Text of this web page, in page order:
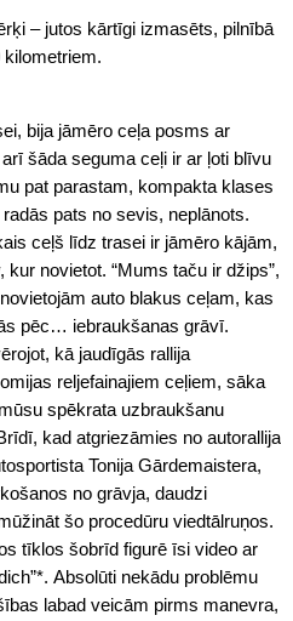
– jutos kārtīgi izmasēts, pilnībā
bija jāmēro ceļa posms ar
šāda seguma ceļi ir ar ļoti blīvu
pat parastam, kompakta klases
pats no sevis, neplānots.
ceļš līdz trasei ir jāmēro kājām,
novietot. “Mums taču ir džips”,
auto blakus ceļam, kas
pēc… iebraukšanas grāvī.
kā jaudīgās rallija
reljefainajiem ceļiem, sāka
spēkrata uzbraukšanu
kad atgriezāmies no autorallija
Tonija Gārdemaistera,
no grāvja, daudzi
šo procedūru viedtālruņos.
tīklos šobrīd figurē īsi video ar
Absolūti nekādu problēmu
labad veicām pirms manevra,